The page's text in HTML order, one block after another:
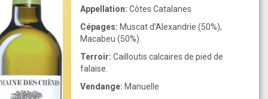
Appellation: Côtes Catalanes
Cépages: Muscat d’Alexandrie (50%),
Macabeu (50%).
Terroir: Cailloutis calcaires de pied de
falaise.
Vendange: Manuelle